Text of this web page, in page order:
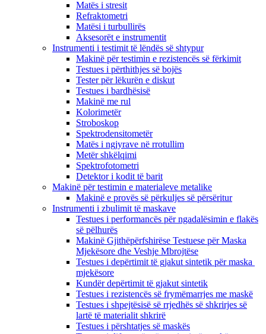
Matës i stresit
Refraktometri
Matësi i turbullirës
Aksesorët e instrumentit
Instrumenti i testimit të lëndës së shtypur
Makinë për testimin e rezistencës së fërkimit
Testues i përthithjes së bojës
Tester për lëkurën e diskut
Testues i bardhësisë
Makinë me rul
Kolorimetër
Stroboskop
Spektrodensitometër
Matës i ngjyrave në rrotullim
Metër shkëlqimi
Spektrofotometri
Detektor i kodit të barit
Makinë për testimin e materialeve metalike
Makinë e provës së përkuljes së përsëritur
Instrumenti i zbulimit të maskave
Testues i performancës për ngadalësimin e flakës
së pëlhurës
Makinë Gjithëpërfshirëse Testuese për Maska
Mjekësore dhe Veshje Mbrojtëse
Testues i depërtimit të gjakut sintetik për maska ​​
mjekësore
Kundër depërtimit të gjakut sintetik
Testues i rezistencës së frymëmarrjes me maskë
Testues i shpejtësisë së rrjedhës së shkrirjes së
lartë të materialit shkrirë
Testues i përshtatjes së maskës